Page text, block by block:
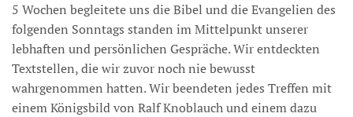
5 Wochen begleitete uns die Bibel und die Evangelien des
folgenden Sonntags standen im Mittelpunkt unserer
lebhaften und persönlichen Gespräche. Wir entdeckten
Textstellen, die wir zuvor noch nie bewusst
wahrgenommen hatten. Wir beendeten jedes Treffen mit
einem Königsbild von Ralf Knoblauch und einem dazu